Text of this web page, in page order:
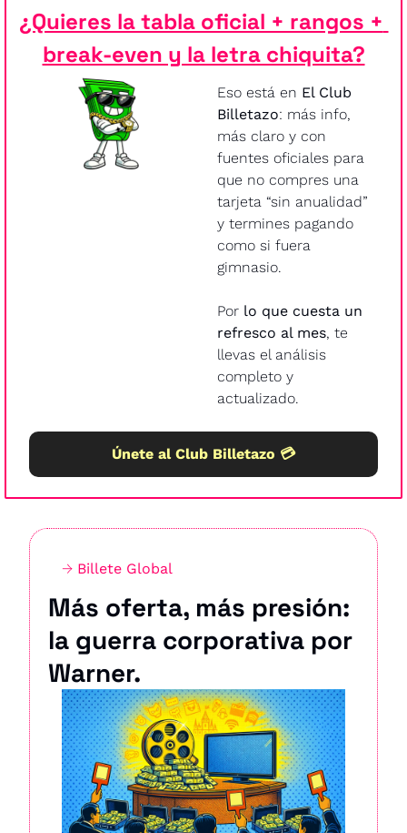
¿Quieres la tabla oficial + rangos +
break-even y la letra chiquita?
Eso está en El Club
Billetazo: más info,
más claro y con
fuentes oficiales para
que no compres una
tarjeta “sin anualidad”
y termines pagando
como si fuera
gimnasio.
Por lo que cuesta un
refresco al mes, te
llevas el análisis
completo y
actualizado.
Únete al Club Billetazo 💳
→ Billete Global
Más oferta, más presión:
la guerra corporativa por
Warner.